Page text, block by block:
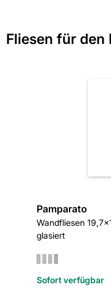
Fliesen für den
Pamparato
Wandfliesen
glasiert
Sofort verfügbar